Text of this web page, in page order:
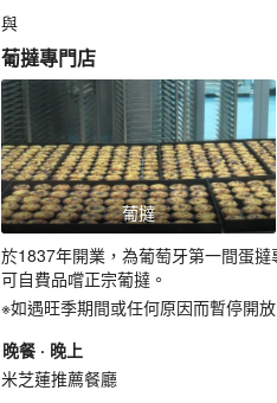
與
葡撻專門店
葡撻
於1837年開業，為葡萄牙第一間蛋
可自費品嚐正宗葡撻。
※如遇旺季期間或任何原因而暫停開
晚餐 · 晚上
米芝蓮推薦餐廳